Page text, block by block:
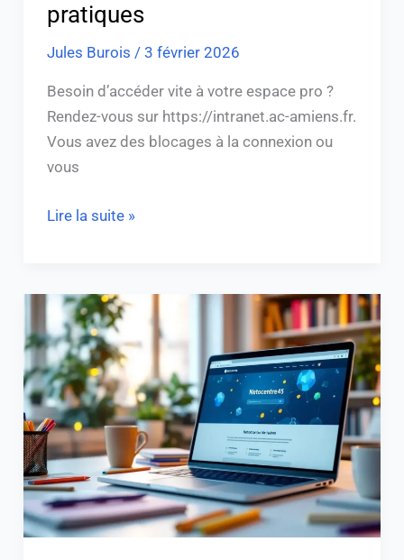
pratiques
Jules Burois / 3 février 2026
Besoin d’accéder vite à votre espace pro ?
Rendez-vous sur https://intranet.ac-amiens.fr.
Vous avez des blocages à la connexion ou
vous
Lire la suite »
“Netocentre45
:
Guide
pour
se
connecter
à
l’ENT
du
Loiret”